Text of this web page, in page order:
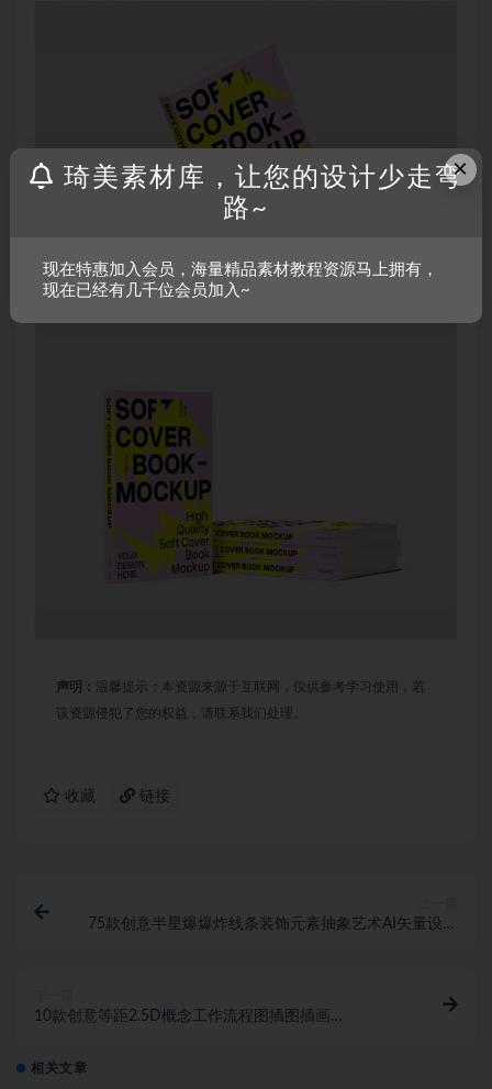
声明： 温馨提示：本资源来源于互联网，仅供参考学习使用，若
该资源侵犯了您的权益，请联系我们处理。
收藏 链接
75款创意半星爆爆炸线条装饰元素抽象艺术AI矢量设计
10款创意等距2.5D概念工作流程图插图插画
相关文章
×
琦美素材库，让您的设计少走弯
路~
现在特惠加入会员，海量精品素材教程资源马上拥有，
现在已经有几千位会员加入~